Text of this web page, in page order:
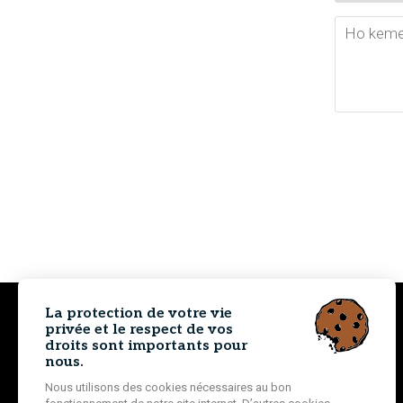
La protection de votre vie
privée et le respect de vos
droits sont importants pour
nous.
Nous utilisons des cookies nécessaires au bon